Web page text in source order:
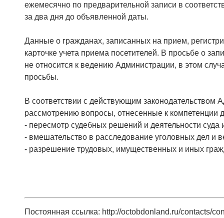
ежемесячно по предварительной записи в
за два дня до объявленной даты.
Данные о гражданах, записанных на прием,
карточке учета приема посетителей. В просьбе о
не относится к ведению Администрации, в этом
просьбы.
В соответствии с действующим законодательством
рассмотрению вопросы, отнесенные к компетенции
- пересмотр судебных решений и деятельности суда
- вмешательство в расследование уголовных дел и
- разрешение трудовых, имущественных и иных
Постоянная ссылка: http://octobdonland.ru/contacts/